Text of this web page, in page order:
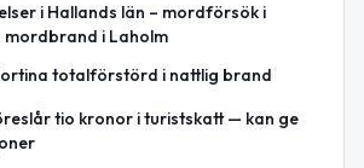
i Hallands län – mordförsök i
mordbrand i Laholm
totalförstörd i nattlig brand
tio kronor i turistskatt — kan ge